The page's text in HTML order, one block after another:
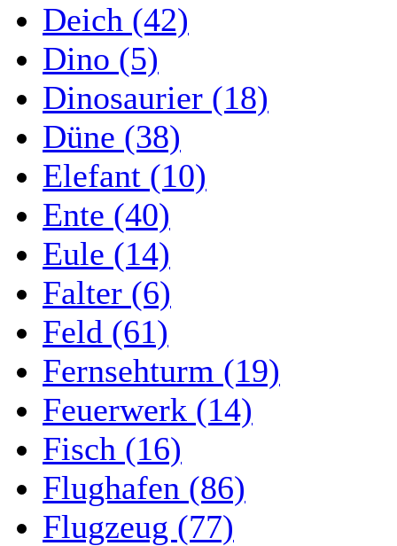
Deich (42)
Dino (5)
Dinosaurier (18)
Düne (38)
Elefant (10)
Ente (40)
Eule (14)
Falter (6)
Feld (61)
Fernsehturm (19)
Feuerwerk (14)
Fisch (16)
Flughafen (86)
Flugzeug (77)